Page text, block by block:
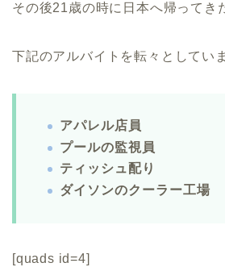
その後21歳の時に日本へ帰ってき
下記のアルバイトを転々としてい
アパレル店員
プールの監視員
ティッシュ配り
ダイソンのクーラー工場
[quads id=4]